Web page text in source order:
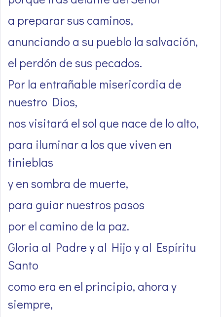
a preparar sus caminos,
anunciando a su pueblo la salvación,
el perdón de sus pecados.
Por la entrañable misericordia de
nuestro Dios,
nos visitará el sol que nace de lo alto,
para iluminar a los que viven en
tinieblas
y en sombra de muerte,
para guiar nuestros pasos
por el camino de la paz.
Gloria al Padre y al Hijo y al Espíritu
Santo
como era en el principio, ahora y
siempre,